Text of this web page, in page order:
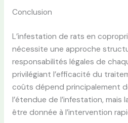
Conclusion
L’infestation de rats en
nécessite une approche
responsabilités légales de
privilégiant l’efficacité du
coûts dépend principalement
l’étendue de l’infestation,
être donnée à l’intervention